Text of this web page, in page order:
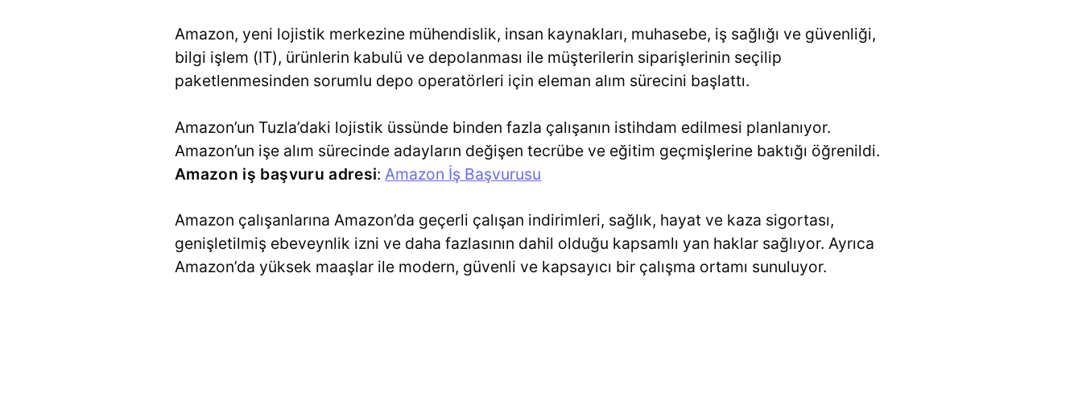
Amazon, yeni lojistik merkezine mühendislik, insan kaynakları, muhasebe, iş sağlığı ve güvenliği,
bilgi işlem (IT), ürünlerin kabulü ve depolanması ile müşterilerin siparişlerinin seçilip
paketlenmesinden sorumlu depo operatörleri için eleman alım sürecini başlattı.
Amazon’un Tuzla’daki lojistik üssünde binden fazla çalışanın istihdam edilmesi planlanıyor.
Amazon’un işe alım sürecinde adayların değişen tecrübe ve eğitim geçmişlerine baktığı öğrenildi.
Amazon iş başvuru adresi: Amazon İş Başvurusu
Amazon çalışanlarına Amazon’da geçerli çalışan indirimleri, sağlık, hayat ve kaza sigortası,
genişletilmiş ebeveynlik izni ve daha fazlasının dahil olduğu kapsamlı yan haklar sağlıyor. Ayrıca
Amazon’da yüksek maaşlar ile modern, güvenli ve kapsayıcı bir çalışma ortamı sunuluyor.